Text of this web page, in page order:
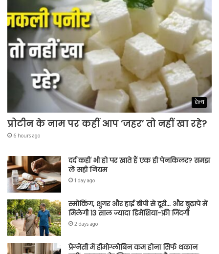
हेल्थ
प्रोटीन के नाम पर कहीं आप ‘जहर’ तो नहीं खा रहे?
6 hours ago
दर्द कहीं भी हो पर खाते हैं एक ही पेनकिलर? समझ
लें सही नियम
1 day ago
स्मोकिंग, शुगर और हाई बीपी से दूरी… और बुढ़ापे में
मिलेगी 13 साल ज्यादा डिमेंशिया-फ्री जिंदगी
2 days ago
प्रेग्नेंसी में हीमोग्लोबिन कम होना सिर्फ थकान